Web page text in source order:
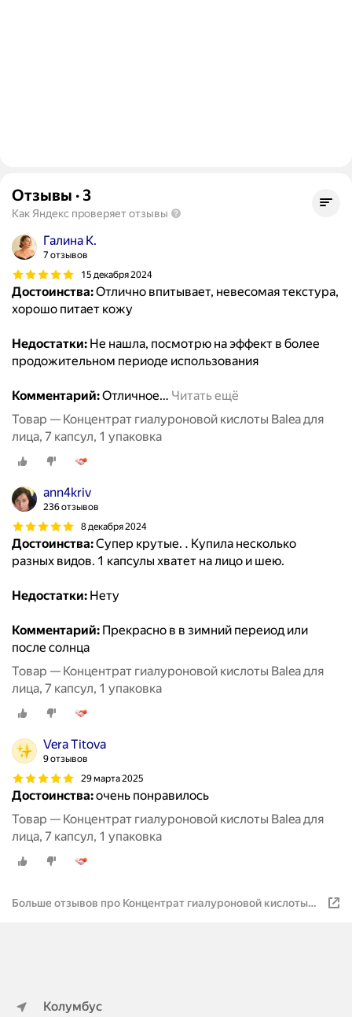
Отзывы · 3
Как Яндекс проверяет отзывы
Галина К.
7 отзывов
15 декабря 2024
Достоинства:Отлично впитывает, невесомая текстура,
хорошо питает кожу
Недостатки: Не нашла, посмотрю на эффект в более
продожительном периоде использования
Комментарий:Отличное… Читать ещё
Товар — Концентрат гиалуроновой кислоты Balea для
лица, 7 капсул, 1 упаковка
ann4kriv
236 отзывов
8 декабря 2024
Достоинства:Супер крутые. . Купила несколько
разных видов. 1 капсулы хватет на лицо и шею.
Недостатки: Нету
Комментарий: Прекрасно в в зимний переиод или
после солнца
Товар — Концентрат гиалуроновой кислоты Balea для
лица, 7 капсул, 1 упаковка
Vera Titova
9 отзывов
29 марта 2025
Достоинства:очень понравилось
Товар — Концентрат гиалуроновой кислоты Balea для
лица, 7 капсул, 1 упаковка
Больше отзывов про Концентрат гиалуроновой кислоты
Колумбус